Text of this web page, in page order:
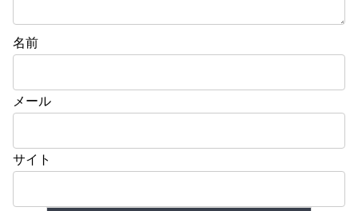
名前
メール
サイト